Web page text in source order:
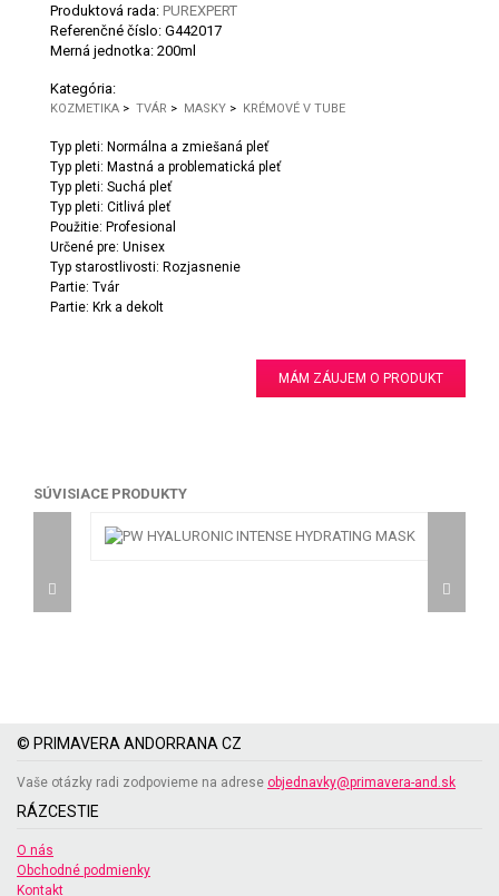
Produktová rada: PUREXPERT
Referenčné číslo: G442017
Merná jednotka: 200ml
Kategória:
KOZMETIKA > TVÁR > MASKY > KRÉMOVÉ V TUBE
Typ pleti: Normálna a zmiešaná pleť
Typ pleti: Mastná a problematická pleť
Typ pleti: Suchá pleť
Typ pleti: Citlivá pleť
Použitie: Profesional
Určené pre: Unisex
Typ starostlivosti: Rozjasnenie
Partie: Tvár
Partie: Krk a dekolt
MÁM ZÁUJEM O PRODUKT
SÚVISIACE PRODUKTY
© PRIMAVERA ANDORRANA CZ
Vaše otázky radi zodpovieme na adrese objednavky@primavera-and.sk
RÁZCESTIE
O nás
Obchodné podmienky
Kontakt